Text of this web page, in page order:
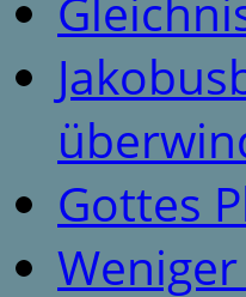
Gottes